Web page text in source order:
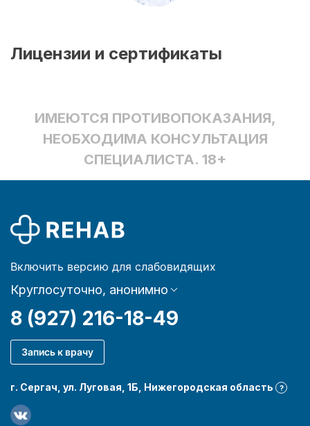
Лицензии и сертификаты
ИМЕЮТСЯ ПРОТИВОПОКАЗАНИЯ,
НЕОБХОДИМА КОНСУЛЬТАЦИЯ
СПЕЦИАЛИСТА. 18+
Включить версию для слабовидящих
Круглосуточно, анонимно
8 (927) 216-18-49
Запись к врачу
г. Сергач, ул. Луговая, 1Б, Нижегородская область ?